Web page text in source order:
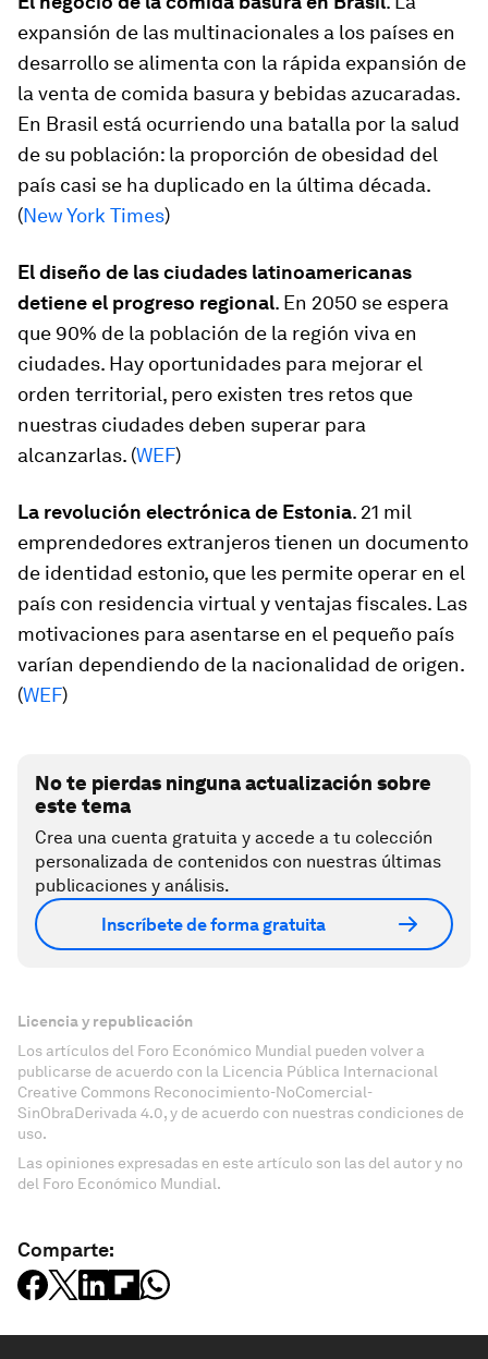
expansión de las multinacionales a los países en
desarrollo se alimenta con la rápida expansión de
la venta de comida basura y bebidas azucaradas.
En Brasil está ocurriendo una batalla por la salud
de su población: la proporción de obesidad del
país casi se ha duplicado en la última década.
(New York Times)
El diseño de las ciudades latinoamericanas
detiene el progreso regional. En 2050 se espera
que 90% de la población de la región viva en
ciudades. Hay oportunidades para mejorar el
orden territorial, pero existen tres retos que
nuestras ciudades deben superar para
alcanzarlas. (WEF)
La revolución electrónica de Estonia. 21 mil
emprendedores extranjeros tienen un documento
de identidad estonio, que les permite operar en el
país con residencia virtual y ventajas fiscales. Las
motivaciones para asentarse en el pequeño país
varían dependiendo de la nacionalidad de origen.
(WEF)
No te pierdas ninguna actualización sobre
este tema
Crea una cuenta gratuita y accede a tu colección
personalizada de contenidos con nuestras últimas
publicaciones y análisis.
Inscríbete de forma gratuita
Licencia y republicación
Los artículos del Foro Económico Mundial pueden volver a
publicarse de acuerdo con la Licencia Pública Internacional
Creative Commons Reconocimiento-NoComercial-
SinObraDerivada 4.0, y de acuerdo con nuestras condiciones de
uso.
Las opiniones expresadas en este artículo son las del autor y no
del Foro Económico Mundial.
Comparte: